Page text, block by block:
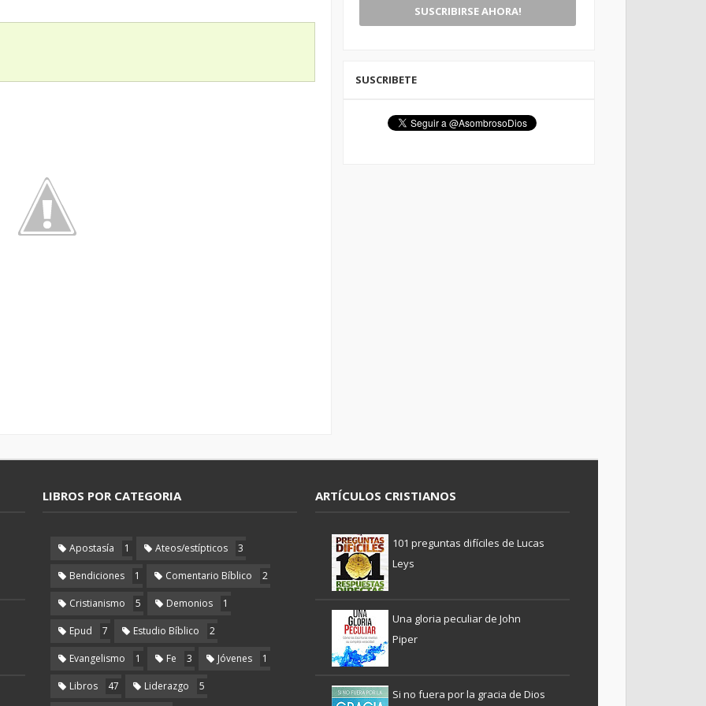
SUSCRIBETE
LIBROS POR CATEGORIA
Apostasía 1 Ateos/estípticos 3
Bendiciones 1 Comentario Bíblico 2
Cristianismo 5 Demonios 1
Epud 7 Estudio Bíblico 2
Evangelismo 1 Fe 3 Jóvenes 1
Libros 47 Liderazgo 5
ARTÍCULOS CRISTIANOS
101 preguntas difíciles de Lucas
Leys
Una gloria peculiar de John
Piper
Si no fuera por la gracia de Dios